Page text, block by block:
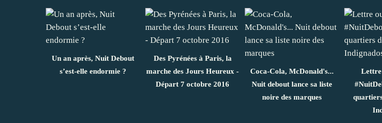
Un an après, Nuit Debout
s’est-elle endormie ?
Des Pyrénées à Paris, la
marche des Jours Heureux -
Départ 7 octobre 2016
Coca-Cola, McDonald's...
Nuit debout lance sa liste
noire des marques
Lettre